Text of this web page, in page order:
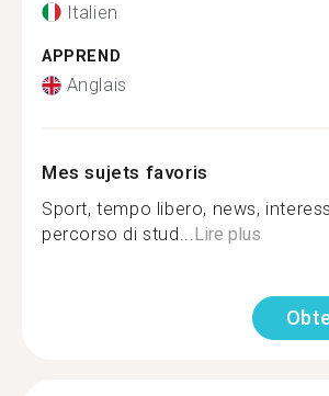
Italien
APPREND
Anglais
Mes sujets favoris
Sport, tempo libero, news,
percorso di stud...Lire plus